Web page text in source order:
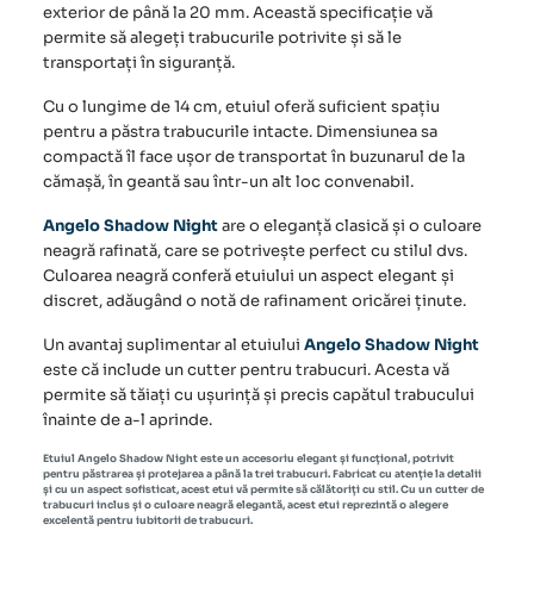
exterior de până la 20 mm. Această specificație vă
permite să alegeți trabucurile potrivite și să le
transportați în siguranță.
Cu o lungime de 14 cm, etuiul oferă suficient spațiu
pentru a păstra trabucurile intacte. Dimensiunea sa
compactă îl face ușor de transportat în buzunarul de la
cămașă, în geantă sau într-un alt loc convenabil.
Angelo Shadow Nightare o eleganță clasică și o culoare
neagră rafinată, care se potrivește perfect cu stilul dvs.
Culoarea neagră conferă etuiului un aspect elegant și
discret, adăugând o notă de rafinament oricărei ținute.
Un avantaj suplimentar al etuiului Angelo Shadow Night
este că include un cutter pentru trabucuri. Acesta vă
permite să tăiați cu ușurință și precis capătul trabucului
înainte de a-l aprinde.
Etuiul Angelo Shadow Night este un accesoriu elegant și funcțional, potrivit
pentru păstrarea și protejarea a până la trei trabucuri. Fabricat cu atenție la detalii
și cu un aspect sofisticat, acest etui vă permite să călătoriți cu stil. Cu un cutter de
trabucuri inclus și o culoare neagră elegantă, acest etui reprezintă o alegere
excelentă pentru iubitorii de trabucuri.